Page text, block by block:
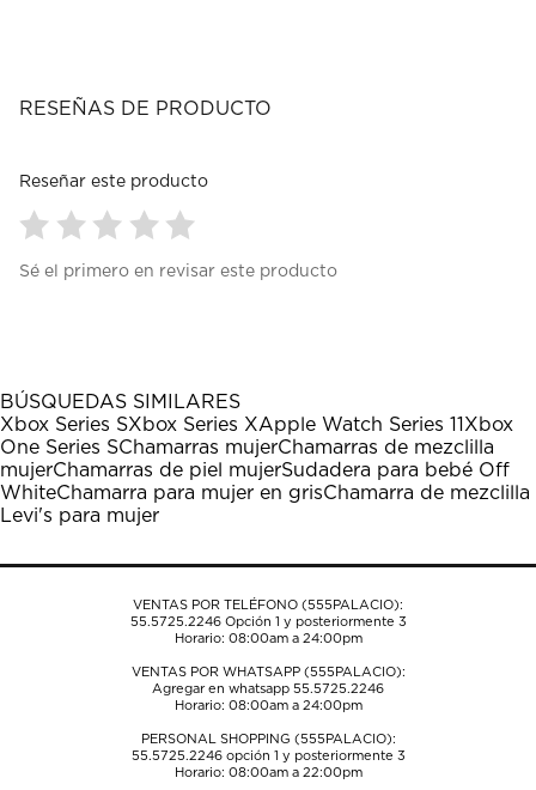
RESEÑAS DE PRODUCTO
Reseñar este producto
para
1
estrella
Esta
acción
abrirá
el
formulario
envío.
para
estrellas.
Esta
acción
abrirá
el
formulario
envío.
para
estrellas.
Esta
acción
abrirá
el
formulario
envío.
para
estrellas.
Esta
acción
abrirá
el
formulario
envío.
para
estrellas.
Esta
acción
abrirá
el
envío.
Sé el primero en revisar este producto
BÚSQUEDAS SIMILARES
Xbox Series SXbox Series XApple Watch Series 11 Xbox
One Series SChamarras mujerChamarras de mezclilla
mujerChamarras de piel mujerSudadera para bebé Off
WhiteChamarra para mujer en grisChamarra de mezclilla
Levi's para mujer
VENTAS POR TELÉFONO (555PALACIO):
55.5725.2246Opción 1 y posteriormente 3
Horario: 08:00am a 24:00pm
VENTAS POR WHATSAPP (555PALACIO):
Agregar en whatsapp 55.5725.2246
Horario: 08:00am a 24:00pm
PERSONAL SHOPPING (555PALACIO):
55.5725.2246opción 1 y posteriormente 3
Horario: 08:00am a 22:00pm